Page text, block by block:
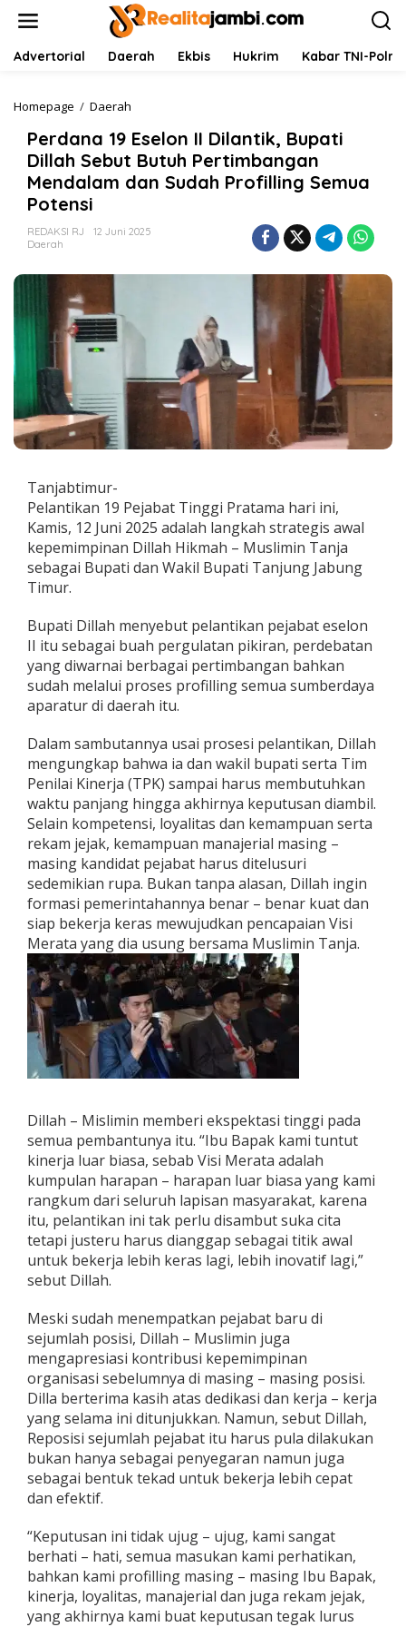
Advertorial Daerah Ekbis Hukrim Kabar TNI-Polri
Homepage / Daerah
r
d
a
n
9
D
n
,
B
u
p
D
i
l
a
h
e
b
u
B
u
t
u
h
P
e
r
t
i
m
a
n
g
a
n
n
d
l
a
m
d
a
n
S
a
P
r
o
f
l
i
n
e
m
u
a
P
o
Perdana 19 Eselon II Dilantik, Bupati
Dillah Sebut Butuh Pertimbangan
Mendalam dan Sudah Profilling Semua
Potensi
REDAKSI RJ
12 Juni 2025
Daerah
Tanjabtimur-
Pelantikan 19 Pejabat Tinggi Pratama hari ini,
Kamis, 12 Juni 2025 adalah langkah strategis awal
kepemimpinan Dillah Hikmah – Muslimin Tanja
sebagai Bupati dan Wakil Bupati Tanjung Jabung
Timur.
Bupati Dillah menyebut pelantikan pejabat eselon
II itu sebagai buah pergulatan pikiran, perdebatan
yang diwarnai berbagai pertimbangan bahkan
sudah melalui proses profilling semua sumberdaya
aparatur di daerah itu.
Dalam sambutannya usai prosesi pelantikan, Dillah
mengungkap bahwa ia dan wakil bupati serta Tim
Penilai Kinerja (TPK) sampai harus membutuhkan
waktu panjang hingga akhirnya keputusan diambil.
Selain kompetensi, loyalitas dan kemampuan serta
rekam jejak, kemampuan manajerial masing –
masing kandidat pejabat harus ditelusuri
sedemikian rupa. Bukan tanpa alasan, Dillah ingin
formasi pemerintahannya benar – benar kuat dan
siap bekerja keras mewujudkan pencapaian Visi
Merata yang dia usung bersama Muslimin Tanja.
Dillah – Mislimin memberi ekspektasi tinggi pada
semua pembantunya itu. “Ibu Bapak kami tuntut
kinerja luar biasa, sebab Visi Merata adalah
kumpulan harapan – harapan luar biasa yang kami
rangkum dari seluruh lapisan masyarakat, karena
itu, pelantikan ini tak perlu disambut suka cita
tetapi justeru harus dianggap sebagai titik awal
untuk bekerja lebih keras lagi, lebih inovatif lagi,”
sebut Dillah.
Meski sudah menempatkan pejabat baru di
sejumlah posisi, Dillah – Muslimin juga
mengapresiasi kontribusi kepemimpinan
organisasi sebelumnya di masing – masing posisi.
Dilla berterima kasih atas dedikasi dan kerja – kerja
yang selama ini ditunjukkan. Namun, sebut Dillah,
Reposisi sejumlah pejabat itu harus pula dilakukan
bukan hanya sebagai penyegaran namun juga
sebagai bentuk tekad untuk bekerja lebih cepat
dan efektif.
“Keputusan ini tidak ujug – ujug, kami sangat
berhati – hati, semua masukan kami perhatikan,
bahkan kami profilling masing – masing Ibu Bapak,
kinerja, loyalitas, manajerial dan juga rekam jejak,
yang akhirnya kami buat keputusan tegak lurus